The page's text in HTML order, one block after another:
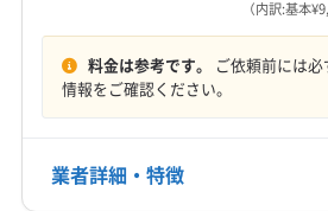
(愛知県) 額田郡幸田町
(愛知県) 蒲郡市
(愛知県) 岩倉市
(愛知県) 犬山市
(
(愛知県) 高浜市
(愛知県) 春日井市
(愛知県) 清須市
8:00〜19:00
定休日
電話番号
（内訳:基本
料金は参考です。 ご依頼前には必
情報をご確認ください。
業者詳細・特徴